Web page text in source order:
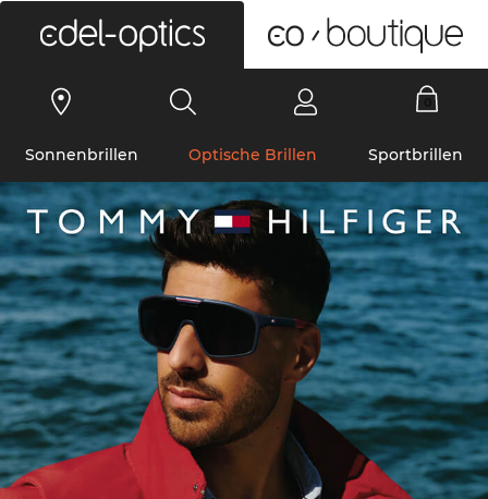
Sonnenbrillen Optische Brillen Sportbrillen